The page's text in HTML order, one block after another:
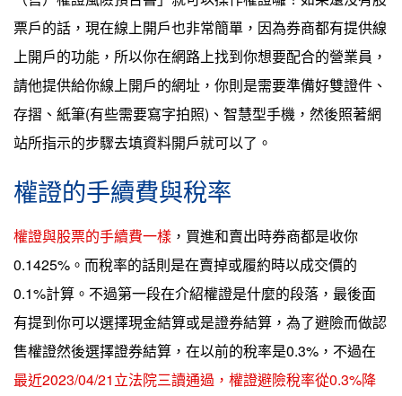
票戶的話，現在線上開戶也非常簡單，因為券商都有提供線
上開戶的功能，所以你在網路上找到你想要配合的營業員，
請他提供給你線上開戶的網址，你則是需要準備好雙證件、
存摺、紙筆(有些需要寫字拍照)、智慧型手機，然後照著網
站所指示的步驟去填資料開戶就可以了。
權證的手續費與稅率
權證與股票的手續費一樣 ，買進和賣出時券商都是收你
0.1425%。而稅率的話則是在賣掉或履約時以成交價的
0.1%計算。不過第一段在介紹權證是什麼的段落，最後面
有提到你可以選擇現金結算或是證券結算，為了避險而做認
售權證然後選擇證券結算，在以前的稅率是0.3%，不過在
最近2023/04/21立法院三讀通過，權證避險稅率從0.3%降